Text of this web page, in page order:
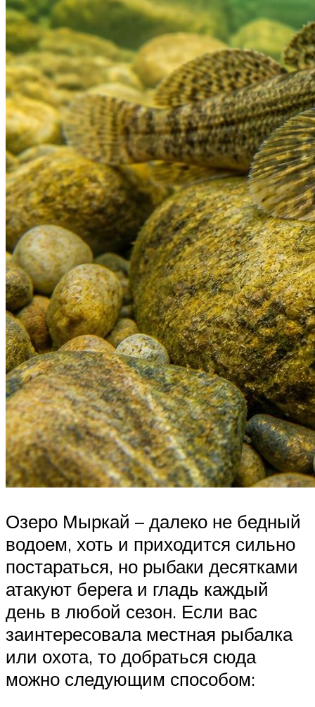
Озеро Мыркай – далеко не бедный
водоем, хоть и приходится сильно
постараться, но рыбаки десятками
атакуют берега и гладь каждый
день в любой сезон. Если вас
заинтересовала местная рыбалка
или охота, то добраться сюда
можно следующим способом: